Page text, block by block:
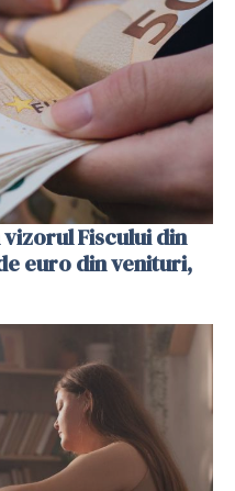
Fiscului din
euro din venituri,